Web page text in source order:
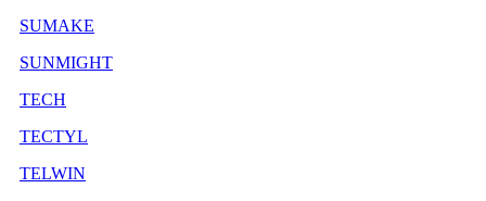
SUMAKE
SUNMIGHT
TECH
TECTYL
TELWIN